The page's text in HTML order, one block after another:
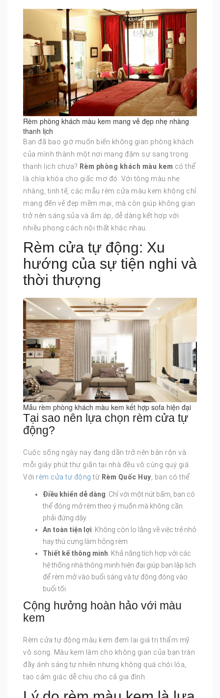
Rèm phòng khách màu kem mang vẻ đẹp nhẹ nhàng
thanh lịch
Bạn đã bao giờ muốn biến không gian phòng khách
của mình thành một nơi mang đậm sự sang trọng
thanh lịch chưa? Rèm phòng khách màu kem có thể
là chìa khóa cho giấc mơ đó. Với tông màu nhẹ
nhàng, tinh tế, các mẫu rèm cửa màu kem không chỉ
mang đến vẻ đẹp mềm mại, mà còn giúp không gian
trở nên sáng sủa và ấm áp, dễ dàng kết hợp với
nhiều phong cách nội thất khác nhau.
Rèm cửa tự động: Xu
hướng của sự tiện nghi và
thời thượng
Mẫu rèm phòng khách màu kem kết hợp sofa hiện đại
Tại sao nên lựa chọn rèm cửa tự
động?
Cuộc sống ngày nay đang dần trở nên bận rộn và
mỗi giây phút thư giãn tại nhà đều vô cùng quý giá.
Với rèm cửa tự động từ Rèm Quốc Huy , bạn có thể:
Điều khiển dễ dàng: Chỉ với một nút bấm, bạn có
thể đóng mở rèm theo ý muốn mà không cần
phải đứng dậy.
An toàn tiện lợi: Không còn lo lắng về việc trẻ nhỏ
hay thú cưng làm hỏng rèm.
Thiết kế thông minh: Khả năng tích hợp với các
hệ thống nhà thông minh hiện đại giúp bạn lập lịch
để rèm mở vào buổi sáng và tự động đóng vào
buổi tối.
Cộng hưởng hoàn hảo với màu
kem
Rèm cửa tự động màu kem đem lại giá trị thẩm mỹ
vô song. Màu kem làm cho không gian của bạn tràn
đầy ánh sáng tự nhiên nhưng không quá chói lóa,
tạo cảm giác dễ chịu cho cả gia đình.